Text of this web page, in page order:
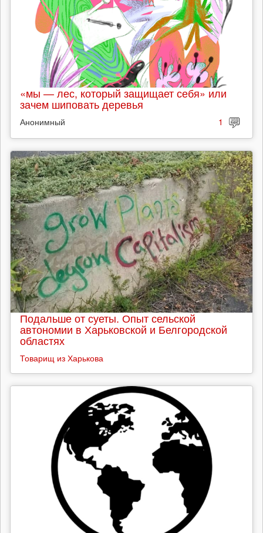
«мы — лес, который защищает себя» или
зачем шиповать деревья
Анонимный 1
Подальше от суеты. Опыт сельской
автономии в Харьковской и Белгородской
областях
Товарищ из Харькова